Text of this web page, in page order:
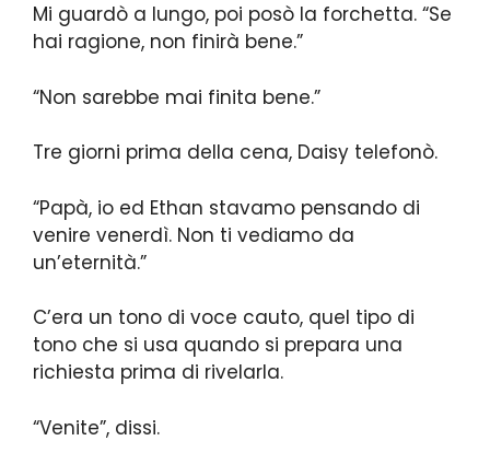
Mi guardò a lungo, poi posò la forchetta. “Se
hai ragione, non finirà bene.”
“Non sarebbe mai finita bene.”
Tre giorni prima della cena, Daisy telefonò.
“Papà, io ed Ethan stavamo pensando di
venire venerdì. Non ti vediamo da
un’eternità.”
C’era un tono di voce cauto, quel tipo di
tono che si usa quando si prepara una
richiesta prima di rivelarla.
“Venite”, dissi.